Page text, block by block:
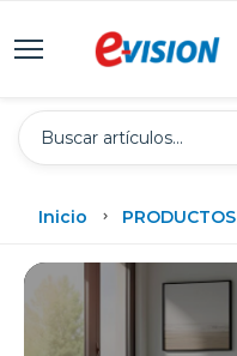
Inicio PRODUCTOS